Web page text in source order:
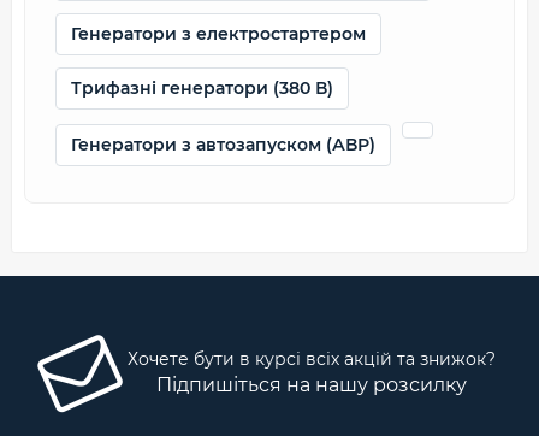
Генератори з електростартером
Трифазні генератори (380 В)
Генератори з автозапуском (АВР)
Хочете бути в курсі всіх акцій та знижок?
Підпишіться на нашу розсилку